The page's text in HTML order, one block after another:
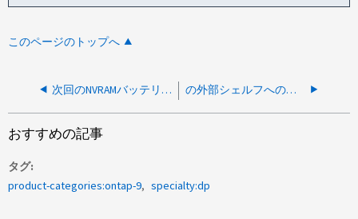
このページのトップへ
次回のNVRAMバッテリ学習サイクルの日付を確認する方法 の外部シェルフへのオンボード SAS ポートの接続方法 内蔵ドライブを搭載した AFF および FAS モデル
おすすめの記事
タグ
product-categories:ontap-9
specialty:dp